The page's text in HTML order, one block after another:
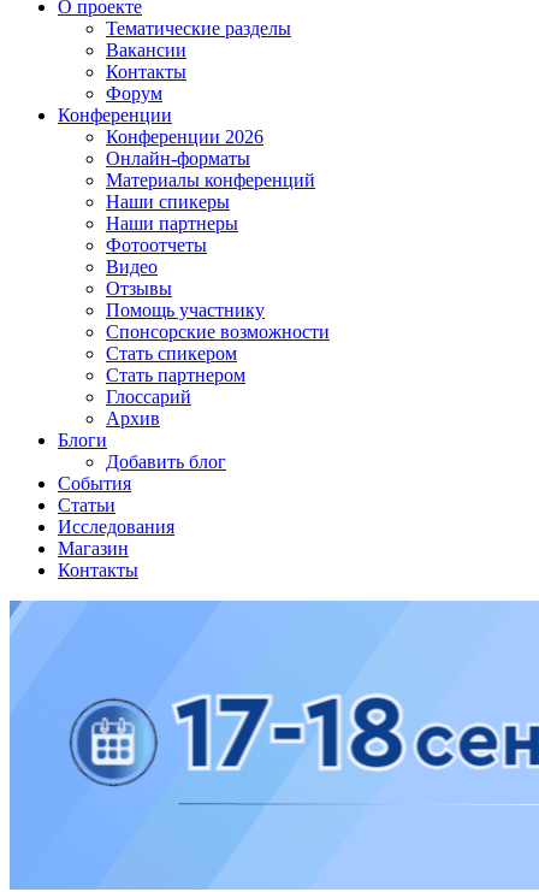
О проекте
Тематические разделы
Вакансии
Контакты
Форум
Конференции
Конференции 2026
Онлайн-форматы
Материалы конференций
Наши спикеры
Наши партнеры
Фотоотчеты
Видео
Отзывы
Помощь участнику
Спонсорские возможности
Стать спикером
Стать партнером
Глоссарий
Архив
Блоги
Добавить блог
События
Статьи
Исследования
Магазин
Контакты